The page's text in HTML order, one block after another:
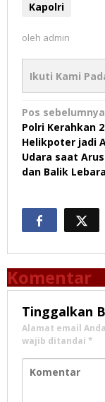
Kapolri
oleh admin
Ikuti Kami
Navigasi
pos
Pos sebelumnya
Polri Kerahkan 2
Helikpoter jadi
Udara saat
dan Balik
Komentar
Tinggalkan
Alamat email
wajib ditandai *